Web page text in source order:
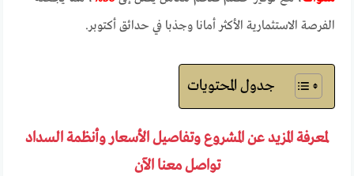
الفرصة الاستثمارية الأكثر أمانا وجذبا في حدائق أكتوبر.
جدول المحتويات
لمعرفة المزيد عن المشروع وتفاصيل الأسعار وأنظمة السداد
تواصل معنا الآن